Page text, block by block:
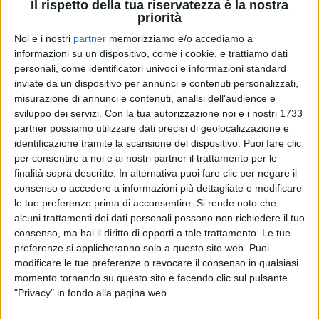
Il rispetto della tua riservatezza è la nostra
priorità
Noi e i nostri partner memorizziamo e/o accediamo a
informazioni su un dispositivo, come i cookie, e trattiamo dati
personali, come identificatori univoci e informazioni standard
inviate da un dispositivo per annunci e contenuti personalizzati,
misurazione di annunci e contenuti, analisi dell'audience e
sviluppo dei servizi. Con la tua autorizzazione noi e i nostri 1733
partner possiamo utilizzare dati precisi di geolocalizzazione e
identificazione tramite la scansione del dispositivo. Puoi fare clic
per consentire a noi e ai nostri partner il trattamento per le
finalità sopra descritte. In alternativa puoi fare clic per negare il
consenso o accedere a informazioni più dettagliate e modificare
le tue preferenze prima di acconsentire. Si rende noto che
alcuni trattamenti dei dati personali possono non richiedere il tuo
consenso, ma hai il diritto di opporti a tale trattamento. Le tue
preferenze si applicheranno solo a questo sito web. Puoi
modificare le tue preferenze o revocare il consenso in qualsiasi
momento tornando su questo sito e facendo clic sul pulsante
"Privacy" in fondo alla pagina web.
dell'artista e i suoi brani senza tempo risuoneranno
così come l'ha definito la rocker.
Visualizza questo post su Instagram